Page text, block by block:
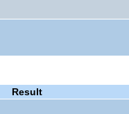
Result